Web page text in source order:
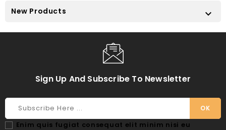
New Products 
Sign Up And Subscribe To Newsletter
Enim quis fugiat consequat elit minim nisi eu